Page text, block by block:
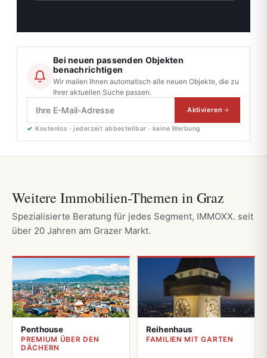
Bei neuen passenden Objekten
benachrichtigen
Wir mailen Ihnen automatisch alle neuen Objekte, die zu
Ihrer aktuellen Suche passen.
Aktivieren
✓ Kostenlos · jederzeit abbestellbar · keine Werbung
Weitere Immobilien-Themen in Graz
Spezialisierte Beratung für jedes Segment, IMMOXX. seit
über 20 Jahren am Grazer Markt.
Penthouse
PREMIUM ÜBER DEN
DÄCHERN
Reihenhaus
FAMILIEN MIT GARTEN